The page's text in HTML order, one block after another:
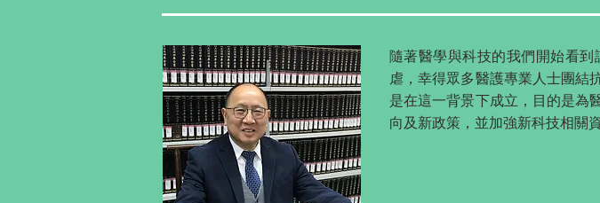
隨著醫學與科技的我們開始看
虐，幸得眾多醫護專業人士團結
是在這一背景下成立，目的是為
向及新政策，並加強新科技相關